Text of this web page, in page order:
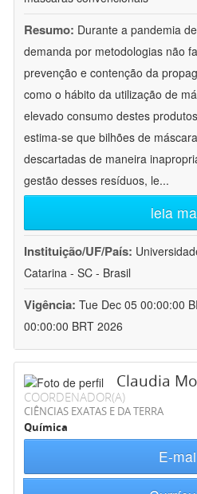
Resumo: Durante a pandemia
demanda por metodologias não
prevenção e contenção da
como o hábito da utilização de
elevado consumo destes
estima-se que bilhões de
descartadas de maneira
gestão desses resíduos, le...
leia
Instituição/UF/País:
Catarina - SC - Brasil
Vigência: Tue Dec 05 00:00:00
00:00:00 BRT 2026
Claudia
COORDENADOR(A)
CIÊNCIAS EXATAS E DA TERRA
Química
E-